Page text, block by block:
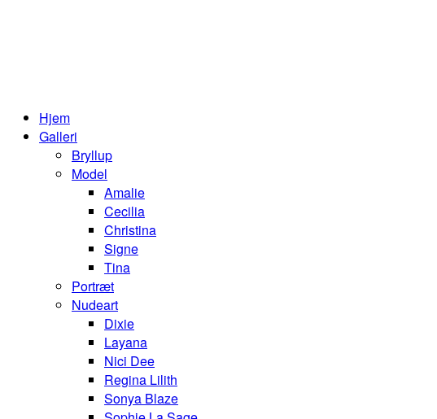
Hjem
Galleri
Bryllup
Model
Amalie
Cecilia
Christina
Signe
Tina
Portræt
Nudeart
Dixie
Layana
Nici Dee
Regina Lilith
Sonya Blaze